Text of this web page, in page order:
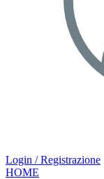
Login / Registrazione
HOME